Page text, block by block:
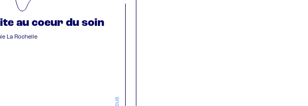
au coeur du soin
La Rochelle